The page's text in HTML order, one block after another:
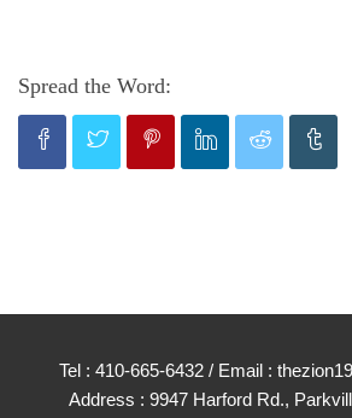
Spread the Word:
Tel : 410-665-6432 / Email :
Address : 9947 Harford Rd.,